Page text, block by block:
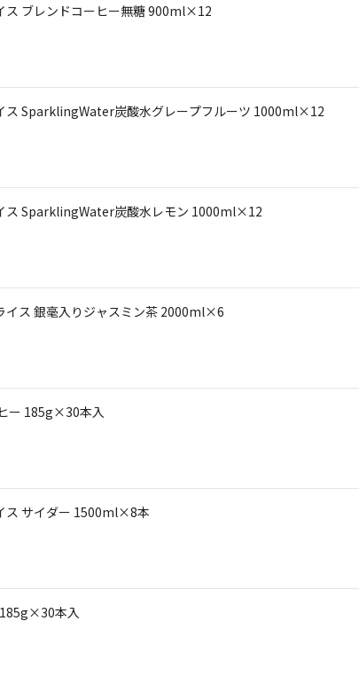
ス ブレンドコーヒー無糖 900ml×12
ス SparklingWater炭酸水グレープフルーツ 1000ml×12
ス SparklingWater炭酸水レモン 1000ml×12
イス 銀毫入りジャスミン茶 2000ml×6
ー 185g×30本入
ス サイダー 1500ml×8本
185g×30本入